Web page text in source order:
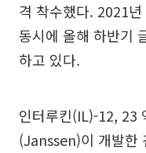
격 착수했다. 2021
동시에 올해 하반기
하고 있다.
인터루킨(IL)-12, 23
(Janssen)이 개발한